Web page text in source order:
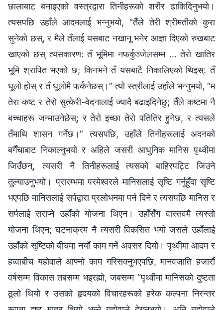
छालाबाट बनाइएको वस्‍त्रद्वारा तिनीहरूको शरीर ढाकिदिनुभयो।
त्यसपछि उहाँले आदमलाई भन्‍नुभयो, “तैँले तेरी श्रीमतीको कुरा
सुनेको छस्, र मैले तँलाई यसबाट नखानू भनेर आज्ञा दिएको रुखबाट
खाएको छस् त्यसकारण: तँ भूमिमा नफर्कुञ्‍जेलसम्म … तेरो खातिर
भूमि श्रापित भएको छ; किनभने तँ यसबाटै निकालिएको थिइस्: तँ
धूलो होस् र तँ धूलोमै फर्कनेछस्।” त्यो स्‍त्रीलाई उहाँले भन्‍नुभयो, “म
तेरा कष्ट र तेरो सुत्केरी-वेदनालाई ज्यादै बढाइदिनेछु; तैँले कष्टमा नै
बच्चाहरू जन्माउनेछेस्; र तेरो इच्छा तेरो पतितिर हुनेछ, र त्यसले
तँमाथि शासन गर्नेछ।” त्यसपछि, उहाँले तिनीहरूलाई अदनको
बगैँचाबाट निकाल्‍नुभयो र अहिले जसरी आधुनिक मानिस पृथ्वीमा
जिउँछन्, त्यसरी नै तिनीहरूलाई त्यसको बाहिरपट्टि जिउने
तुल्याउनुभयो। प्रारम्‍भमा परमेश्‍वरले मानिसलाई सृष्टि गर्नुहुँदा सृष्टि
भएपछि मानिसलाई सर्पद्वारा प्रलोभनमा पर्न दिने र त्यसपछि मानिस र
सर्पलाई सराप्‍ने उहाँको योजना थिएन। उहाँसँग वास्तवमै त्यस्तो
योजना थिएन; घटनाक्रम नै त्यसरी विकसित भयो जसले उहाँलाई
उहाँको सृष्टिको बीचमा नयाँ काम गर्ने अवसर दियो। पृथ्वीमा आदम र
हव्‍वाबीच यहोवाले आफ्‍नो काम गरिसक्‍नुभएपछि, मानवजाति हजारौं
वर्षसम्‍म विकास तबसम्‍म भइरह्यो, जबसम्‍म “पृथ्वीमा मानिसको दुष्टता
ठूलो थियो र उसको हृदयको विचारहरूको हरेक कल्पना निरन्तर